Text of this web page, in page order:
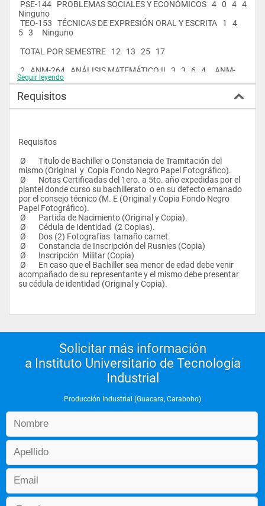
Ninguno
5   3     Ninguno
TOTAL POR SEMESTRE   12   13   25   17
164
HSI-232   HIGIENE Y SEGURIDAD INDUSTRIAL   2   1   3   2
Ninguno
Ninguno
TEO-153
TOTAL POR SEMESTRE   11   13   24   15
3   CAE-354   CÁLCULOS ECONÓMICOS   3   2   5   4     ANM-
264
264
INDUSTRIAL   4   1   5   4     COO-133
MAT-222
TAL-344   TÓPICOS DE ADMINISTRACION LABORAL   4   0   4
4     Ninguno
MAM-454   MANEJO DE MATERIALES   3   2   5   4     PLI-354
TES-433   TÉCNICAS DE SUPERVISIÓN   3   0   3   3     TAL-344
SC *   0   0   0   0     Ninguna
TOTAL POR SEMESTRE   16   8   24   20
5   COC-585   CONTROL DE CALIDAD I   4   2   6   5     INE-443
COP-554   CONTROL DE PRODUCCION   3   2   5   4     ORP-465
INC-532   INTRODUCCIÓN A LA COMPUTACIÓN   1   2   3   2
Ninguno
MOT-565   MOVIMIENTOS Y TIEMPOS II   4   2   6   5     MOT-465
TAP-522   TALLER DE PASANTÍAS   0   2   2   2     1 al 4
Aprobado
Seguir leyendo
Requisitos
Requisitos
mismo (Original  y  Copia Fondo Negro Papel Fotográfico).
plantel donde curso su bachillerato  o en su defecto emanado
por el consejo técnico (M. E (Original y Copia Fondo Negro
Papel Fotográfico).
Ø       Partida de Nacimiento (Original y Copia).
Ø       Cédula de Identidad  (2 Copias).
Ø       Dos (2) Fotografías  tamaño carnet.
Ø       Constancia de Inscripción del Rusnies (Copia)
Ø       Inscripción  Militar (Copia)
acompañado de su representante y el mismo debe presentar
su cédula de identidad (Original y Copia).
Solicitar más información
a Instituto Universitario de Tecnología
Industrial
Producción Industrial (Guacara, Carabobo)